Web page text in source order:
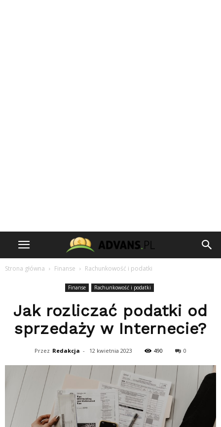
Strona główna Finanse Rachunkowość i podatki
Finanse Rachunkowość i podatki
Jak rozliczać podatki od
sprzedaży w Internecie?
Przez Redakcja - 12 kwietnia 2023 490 0